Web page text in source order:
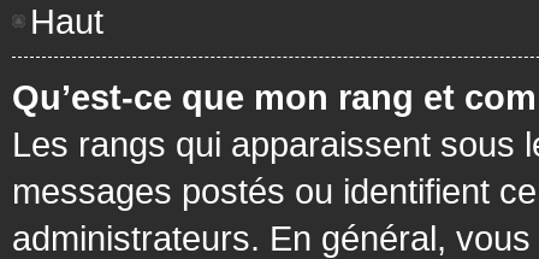
Haut
Qu’est-ce que mon rang et
Les rangs qui apparaissent sous
messages postés ou identifient
administrateurs. En général,